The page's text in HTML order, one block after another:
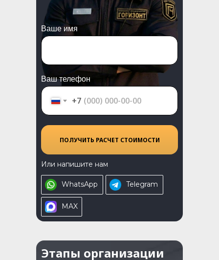
Ваше имя
Ваш телефон
+7
ПОЛУЧИТЬ РАСЧЕТ СТОИМОСТИ
Или напишите нам
WhatsApp Telegram
MAX
Этапы организации